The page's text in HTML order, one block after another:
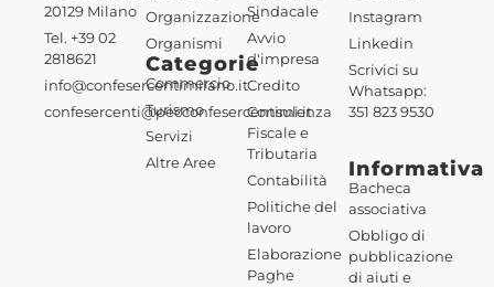
20129 Milano
Tel. +39 02
2818621
info@confesercentimilano.it
confesercenti@pecconfesercentimi.it
Organizzazione
Organismi
Categorie
Commercio
Turismo
Servizi
Altre Aree
Sindacale
Avvio
d'impresa
Credito
Consulenza
Fiscale e
Tributaria
Contabilità
Politiche del
lavoro
Elaborazione
Paghe
Instagram
Linkedin
Scrivici su
Whatsapp:
351 823 9530
Informativa
Bacheca
associativa
Obbligo di
pubblicazione
di aiuti e